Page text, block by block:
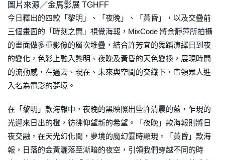
圖片來源／金馬影展 TGHFF
今日釋出的四款「黎明」、「夜晚」、「黃昏」，以及交疊前
三個畫面的「時刻之間」視覺海報，MixCode 將余靜萍所拍攝
的畫面做多重影像的層次堆疊，結合許芳宜的舞蹈演繹日到夜
的變化，色彩上融入黎明、夜晚及黃昏的天色變換，展現時間
的流動感，在過去、現在、未來與空間的交織下，帶領眾人進
入名為電影的夢境。
在「黎明」款海報中，夜晚的黑映照出些許清晨的藍，乍現的
光迎來日出的橙，彷彿仰望新的希望。「夜晚」款海報則將日
夜交融，在天光幻化間，夢境的魔幻霎時顯現。「黃昏」款海
報，日落的金黃灑落至漸暗的夜空，引領我們穿越不同的時